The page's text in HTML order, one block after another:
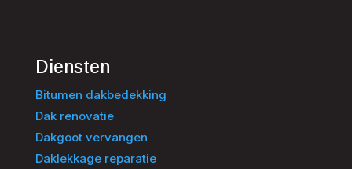
Diensten
Bitumen dakbedekking
Dak renovatie
Dakgoot vervangen
Daklekkage reparatie